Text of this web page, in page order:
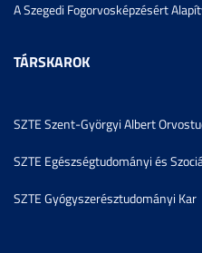
A Szegedi Fogorvosképzésért
TÁRSKAROK
SZTE Szent-Györgyi Albert
SZTE Egészségtudományi és
SZTE Gyógyszerésztudományi Kar